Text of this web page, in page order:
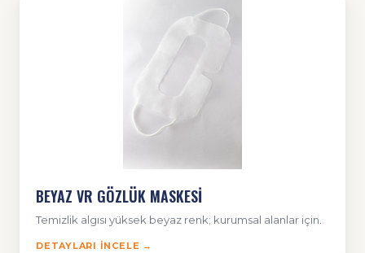
BEYAZ VR GÖZLÜK MASKESİ
Temizlik algısı yüksek beyaz renk; kurumsal alanlar için.
DETAYLARI İNCELE →